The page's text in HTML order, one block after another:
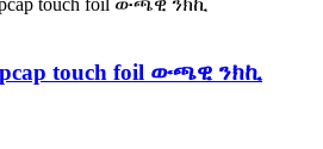
touch foil ውጫዊ ንክኪ